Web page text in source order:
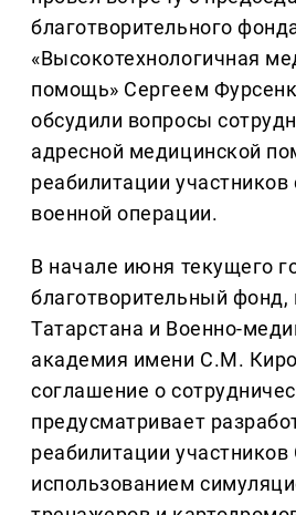
благотворительного
«Высокотехнологичная
помощь» Сергеем
обсудили вопросы
адресной медицинской
реабилитации участников
военной операции.
В начале июня текущего
благотворительный фонд,
Татарстана и Военно-
академия имени С.М.
соглашение о
предусматривает
реабилитации
использованием